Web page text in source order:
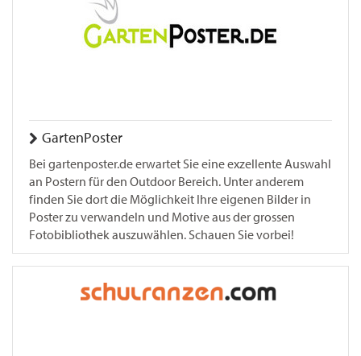
GartenPoster
Bei gartenposter.de erwartet Sie eine exzellente Auswahl
an Postern für den Outdoor Bereich. Unter anderem
finden Sie dort die Möglichkeit Ihre eigenen Bilder in
Poster zu verwandeln und Motive aus der grossen
Fotobibliothek auszuwählen. Schauen Sie vorbei!